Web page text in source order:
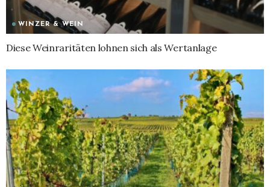
WINZER & WEIN
Diese Weinraritäten lohnen sich als Wertanlage